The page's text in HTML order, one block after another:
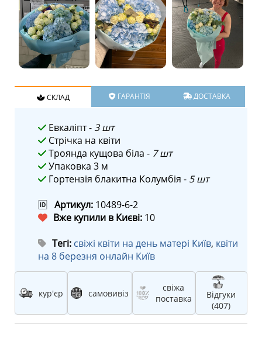
СКЛАД ГАРАНТІЯ ДОСТАВКА
Евкаліпт - 3 шт
Стрічка на квіти
Троянда кущова біла - 7 шт
Упаковка 3 м
Гортензія блакитна Колумбія - 5 шт
🆔 Артикул: 10489-6-2
Вже купили в Києві: 10
Тегі: свіжі квіти на день матері Київ, квіти
на 8 березня онлайн Київ
кур'єр самовивіз
свіжа
поставка
Відгуки
(407)